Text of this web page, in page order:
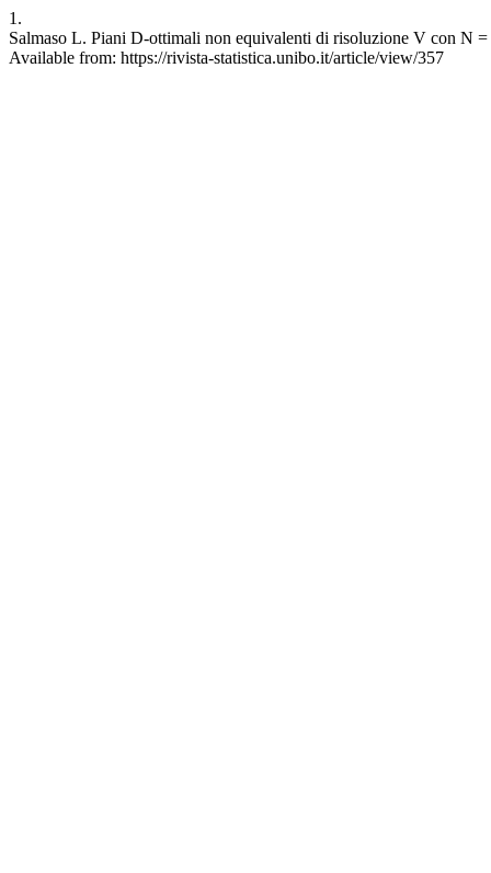
1.
Salmaso L. Piani D-ottimali non equivalenti di risoluzione V con N
Available from: https://rivista-statistica.unibo.it/article/view/357